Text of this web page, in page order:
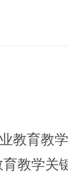
教育教
教学关